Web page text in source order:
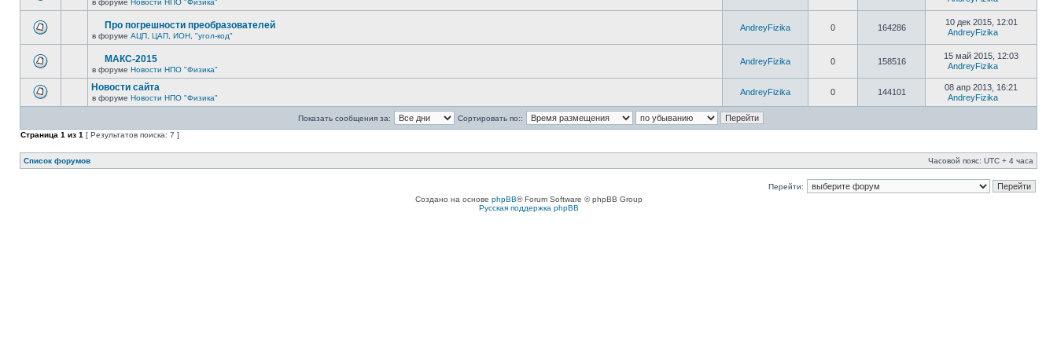
в форуме Новости НПО "Физика"
Про погрешности преобразователей
в форуме АЦП, ЦАП, ИОН, "угол-код"
AndreyFizika 0 164286
10 дек 2015, 12:01
AndreyFizika
МАКС-2015
в форуме Новости НПО "Физика"
AndreyFizika 0 158516
15 май 2015, 12:03
AndreyFizika
Новости сайта
в форуме Новости НПО "Физика"
AndreyFizika 0 144101
08 апр 2013, 16:21
AndreyFizika
Показать сообщения за:
Сортировать по::
Страница 1 из 1 [ Результатов поиска: 7 ]
Список форумов Часовой пояс: UTC + 4 часа
Перейти:
Создано на основе phpBB® Forum Software © phpBB Group
Русская поддержка phpBB